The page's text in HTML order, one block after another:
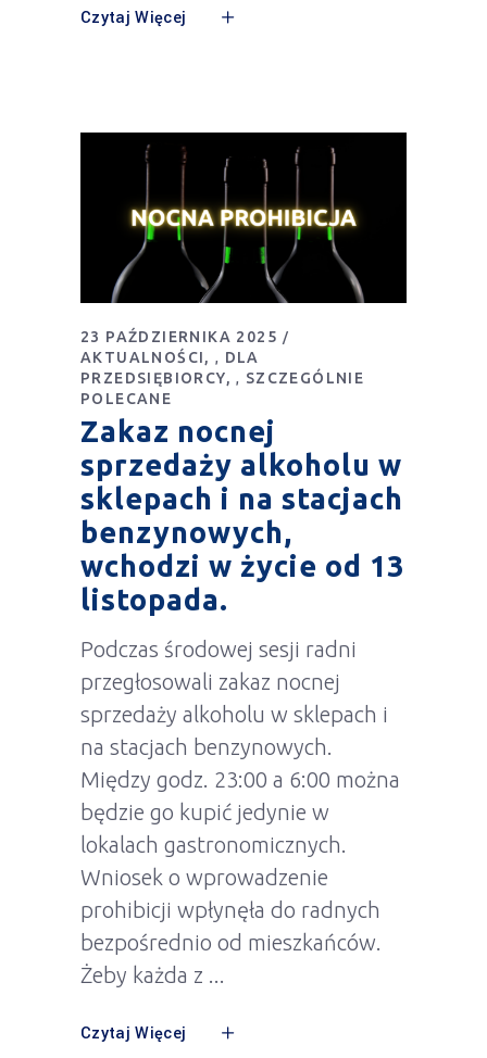
Czytaj Więcej
23 PAŹDZIERNIKA 2025
AKTUALNOŚCI
,
DLA
PRZEDSIĘBIORCY
, SZCZEGÓLNIE
POLECANE
Zakaz nocnej
sprzedaży alkoholu w
sklepach i na stacjach
benzynowych,
wchodzi w życie od 13
listopada.
Podczas środowej sesji radni
przegłosowali zakaz nocnej
sprzedaży alkoholu w sklepach i
na stacjach benzynowych.
Między godz. 23:00 a 6:00 można
będzie go kupić jedynie w
lokalach gastronomicznych.
Wniosek o wprowadzenie
prohibicji wpłynęła do radnych
bezpośrednio od mieszkańców.
Żeby każda z
Czytaj Więcej